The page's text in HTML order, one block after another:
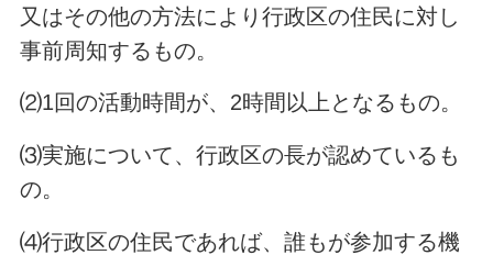
又はその他の方法により行政区の住民に対し
事前周知するもの。
⑵1回の活動時間が、2時間以上となるもの。
⑶実施について、行政区の長が認めているも
の。
⑷行政区の住民であれば、誰もが参加する機